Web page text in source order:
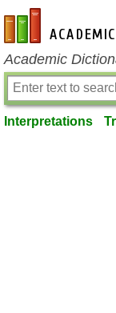
en-academic.com
Academic
Interpretations